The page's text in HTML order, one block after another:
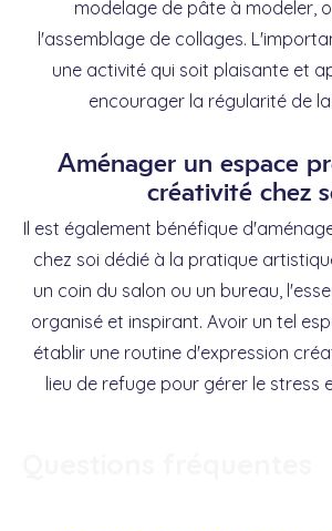
modelage de pâte à modeler,
l'assemblage de collages.
une activité qui soit plaisante et
encourager la régularité de
Aménager un espace
créativité chez
Il est également bénéfique
chez soi dédié à la pratique
un coin du salon ou un bureau,
organisé et inspirant. Avoir un tel
établir une routine d'expression
lieu de refuge pour gérer le stress